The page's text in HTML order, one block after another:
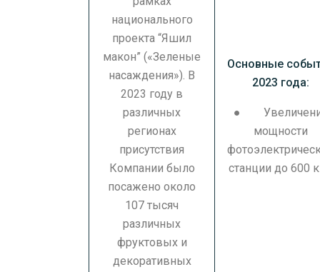
национального
проекта “Яшил
макон” («Зеленые
насаждения»). В
2023 году в
различных
регионах
присутствия
Компании было
посажено около
107 тысяч
различных
фруктовых и
декоративных
Основные
2023 года:
●
мощности
станции до 600